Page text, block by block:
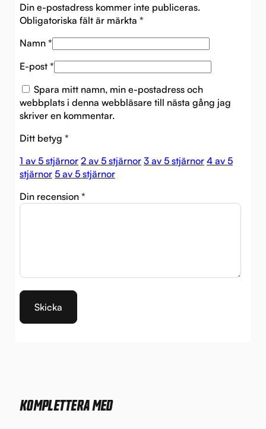
Din e-postadress kommer inte publiceras.
Obligatoriska fält är märkta *
Namn *
E-post *
Spara mitt namn, min e-postadress och
webbplats i denna webbläsare till nästa gång jag
skriver en kommentar.
Ditt betyg *
1 av 5 stjärnor 2 av 5 stjärnor 3 av 5 stjärnor 4 av 5
stjärnor 5 av 5 stjärnor
Din recension *
KOMPLETTERA MED